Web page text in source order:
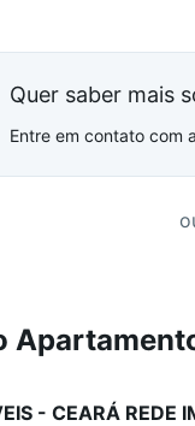
Quer saber mais
Entre em contato com
- CEARÁ REDE